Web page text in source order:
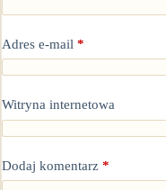
Adres e-mail *
Witryna internetowa
Dodaj komentarz *